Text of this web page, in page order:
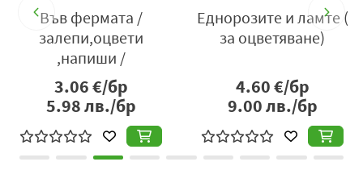
Във фермата /
залепи,оцвети
,напиши /
3.06€/бр
5.98лв./бр
Еднорозите и ламте (
за оцветяване)
4.60€/бр
9.00лв./бр